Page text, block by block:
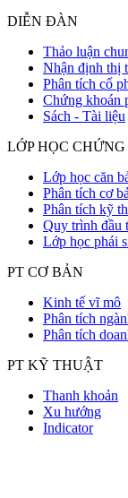
DIỄN ĐÀN
Thảo luận
Nhận định thị
Phân tích cổ
Chứng khoán
Sách - Tài liệu
LỚP HỌC
Lớp học căn
Phân tích cơ
Phân tích kỹ
Quy trình đầu
Lớp học phái
PT CƠ BẢN
Kinh tế vĩ mô
Phân tích
Phân tích
PT KỸ THUẬT
Thanh khoản
Xu hướng
Indicator